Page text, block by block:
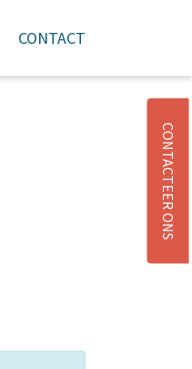
WINKELMAND
CONTACT
CONTACTEER ONS